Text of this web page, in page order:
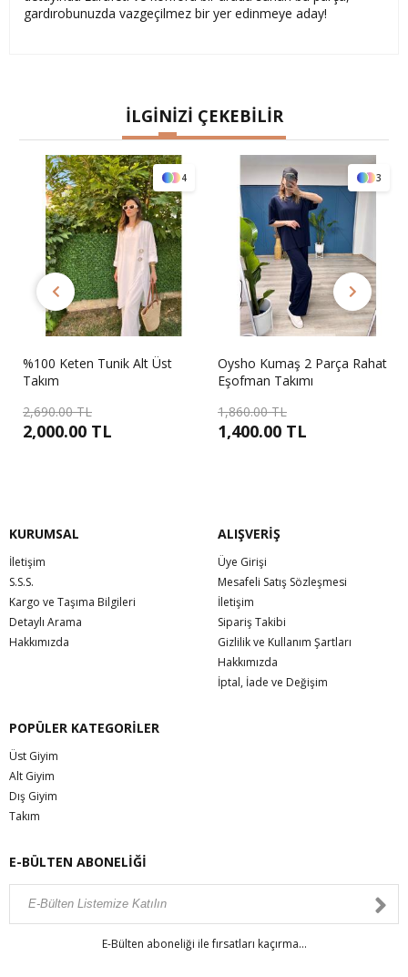
gardırobunuzda vazgeçilmez bir yer edinmeye aday!
İLGİNİZİ ÇEKEBİLİR
4
%100 Keten Tunik Alt Üst
Takım
2,690.00 TL
2,000.00 TL
3
Oysho Kumaş 2 Parça Rahat
Eşofman Takımı
1,860.00 TL
1,400.00 TL
KURUMSAL
İletişim
S.S.S.
Kargo ve Taşıma Bilgileri
Detaylı Arama
Hakkımızda
ALIŞVERİŞ
Üye Girişi
Mesafeli Satış Sözleşmesi
İletişim
Sipariş Takibi
Gizlilik ve Kullanım Şartları
Hakkımızda
İptal, İade ve Değişim
POPÜLER KATEGORİLER
Üst Giyim
Alt Giyim
Dış Giyim
Takım
E-BÜLTEN ABONELİĞİ
E-Bülten aboneliği ile fırsatları kaçırma...